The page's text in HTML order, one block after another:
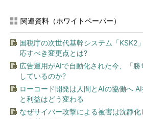
関連資料（ホワイトペーパー）
国税庁の次世代基幹システム「KSK2
応すべき変更点とは?
広告運用がAIで自動化された今、「
しているのか?
ローコード開発は人間とAIの協働へ
と利益はどう変わる
なぜサイバー攻撃による被害は沈静